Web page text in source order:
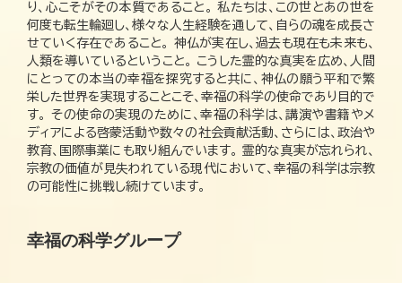
り、心こそがその本質であること。 私たちは、この世とあの世を
何度も転生輪廻し、様々な人生経験を通して、自らの魂を成長さ
せていく存在であること。 神仏が実在し、過去も現在も未来も、
人類を導いているということ。 こうした霊的な真実を広め、人間
にとっての本当の幸福を探究すると共に、神仏の願う平和で繁
栄した世界を実現することこそ、幸福の科学の使命であり目的で
す。 その使命の実現のために、幸福の科学は、講演や書籍やメ
ディアによる啓蒙活動や数々の社会貢献活動、さらには、政治や
教育、国際事業にも取り組んでいます。 霊的な真実が忘れられ、
宗教の価値が見失われている現代において、幸福の科学は宗教
の可能性に挑戦し続けています。
幸福の科学グループ